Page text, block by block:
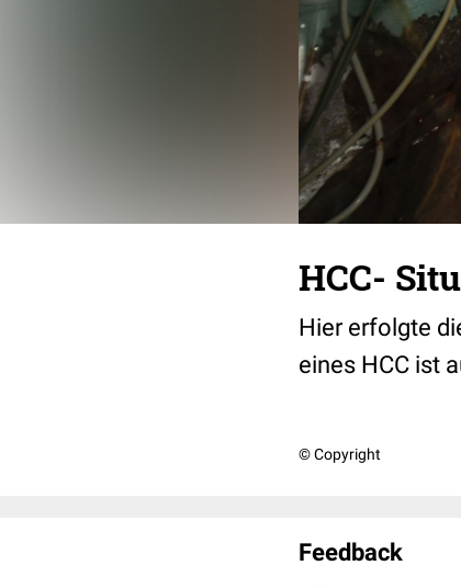
HCC-
Hier erfolgte
eines HCC ist
© Copyright
Feedback